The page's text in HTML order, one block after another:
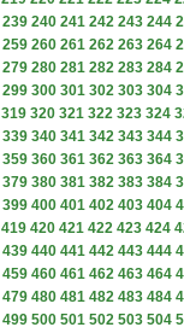
239 240 241 242 243 244
259 260 261 262 263 264
279 280 281 282 283 284
299 300 301 302 303 304
319 320 321 322 323 324
339 340 341 342 343 344
359 360 361 362 363 364
379 380 381 382 383 384
399 400 401 402 403 404
419 420 421 422 423 424
439 440 441 442 443 444
459 460 461 462 463 464
479 480 481 482 483 484
499 500 501 502 503 504